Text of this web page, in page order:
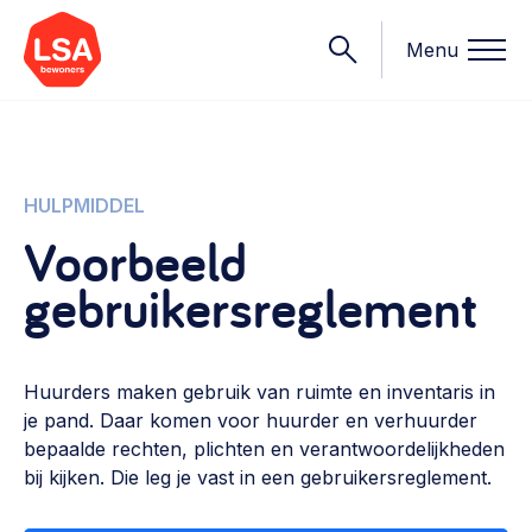
Menu
Onderwerpen
Starten van een initiatief
Rechtsvormen, positionering, organisatiemodellen >
Financiën
Financieringsvormen, administratie, begroting en omzet >
Organisatie en beheer
Bestuur, horeca, evenementen, verhuur en communicatie >
Wat we doen
Contact
HULPMIDDEL
Voorbeeld
gebruikersreglement
Huurders maken gebruik van ruimte en inventaris in
je pand. Daar komen voor huurder en verhuurder
bepaalde rechten, plichten en verantwoordelijkheden
bij kijken. Die leg je vast in een gebruikersreglement.